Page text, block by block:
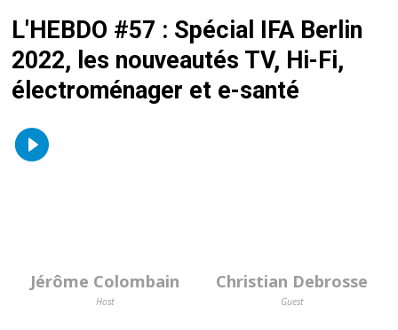
L'HEBDO #57 : Spécial IFA Berlin
2022, les nouveautés TV, Hi-Fi,
électroménager et e-santé
Jérôme Colombain
Host
Christian Debrosse
Guest